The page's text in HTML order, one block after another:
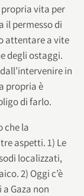
propria vita per
il permesso di
attentare a vite
degli ostaggi.
in
propria è
di farlo.
che la
aspetti. 1) Le
localizzati,
2) Oggi c’è
Gaza non